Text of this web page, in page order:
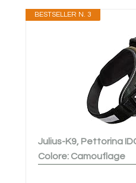
BESTSELLER N. 3
Julius-K9, Pettorina
Colore: Camouflage